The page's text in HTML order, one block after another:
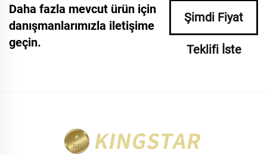
Daha fazla mevcut ürün için
danışmanlarımızla iletişime
geçin.
Şimdi Fiyat
Teklifi İste